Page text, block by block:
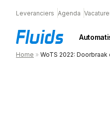
Leveranciers Agenda
Home » WoTS 2022: